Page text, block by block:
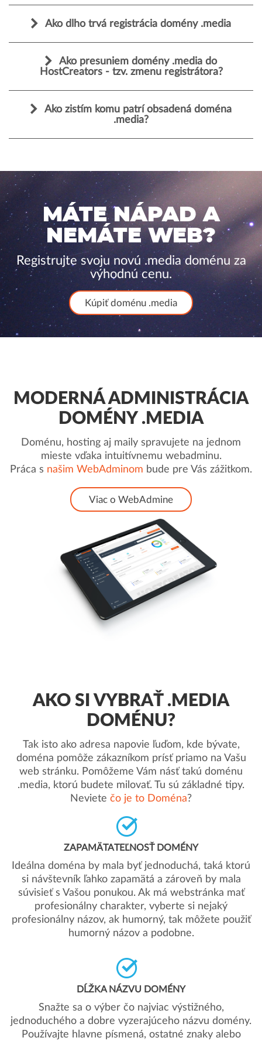
Ako dlho trvá registrácia domény .media
Ako presuniem domény .media do
HostCreators - tzv. zmenu registrátora?
Ako zistím komu patrí obsadená doména
.media?
MÁTE NÁPAD A
NEMÁTE WEB?
Registrujte svoju novú .media doménu za
výhodnú cenu.
Kúpiť doménu .media
MODERNÁ ADMINISTRÁCIA
DOMÉNY .MEDIA
Doménu, hosting aj maily spravujete na jednom
mieste vďaka intuitívnemu webadminu.
Práca s našim WebAdminom bude pre Vás zážitkom.
Viac o WebAdmine
AKO SI VYBRAŤ .MEDIA
DOMÉNU?
Tak isto ako adresa napovie ľuďom, kde bývate,
doména pomôže zákazníkom prísť priamo na Vašu
web stránku. Pomôžeme Vám násť takú doménu
.media, ktorú budete milovať. Tu sú základné tipy.
Neviete čo je to Doména?
ZAPAMÄTATEĽNOSŤ DOMÉNY
Ideálna doména by mala byť jednoduchá, taká ktorú
si návštevník ľahko zapamätá a zároveň by mala
súvisieť s Vašou ponukou. Ak má webstránka mať
profesionálny charakter, vyberte si nejaký
profesionálny názov, ak humorný, tak môžete použiť
humorný názov a podobne.
DĹŽKA NÁZVU DOMÉNY
Snažte sa o výber čo najviac výstižného,
jednoduchého a dobre vyzerajúceho názvu domény.
Používajte hlavne písmená, ostatné znaky alebo